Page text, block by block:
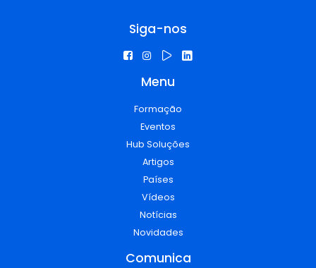
Siga-nos
Menu
Formação
Eventos
Hub Soluções
Artigos
Países
Vídeos
Notícias
Novidades
Comunica